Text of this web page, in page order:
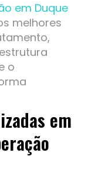
em Duque
melhores
o
em